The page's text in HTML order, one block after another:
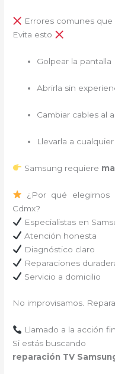
Errores comunes que
Evita esto
Golpear la pantalla
Abrirla sin
Cambiar cables al
Llevarla a
Samsung requiere
¿Por qué elegirnos
Cdmx?
Especialistas en
Atención honesta
Diagnóstico claro
Reparaciones
Servicio a domicilio
No improvisamos.
Llamado a la acción
Si estás buscando
reparación TV